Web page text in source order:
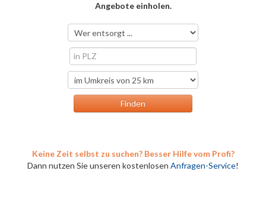
Angebote einholen.
Keine Zeit selbst zu suchen? Besser Hilfe vom Profi?
Dann nutzen Sie unseren kostenlosen Anfragen-Service!